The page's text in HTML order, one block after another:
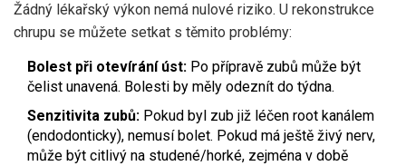
Žádný lékařský výkon nemá nulové riziko. U rekonstrukce
chrupu se můžete setkat s těmito problémy:
Bolest při otevírání úst: Po přípravě zubů může být
čelist unavená. Bolesti by měly odeznít do týdna.
Senzitivita zubů: Pokud byl zub již léčen root kanálem
(endodonticky), nemusí bolet. Pokud má ještě živý nerv,
může být citlivý na studené/horké, zejména v době